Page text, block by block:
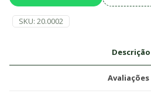
SKU: 20.0002
Descrição
Avaliações